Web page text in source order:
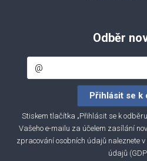
Odběr
Stiskem tlačítka „Přihlásit se k
Vašeho e-mailu za účelem zasílání
zpracování osobních údajů naleznete v
údajů